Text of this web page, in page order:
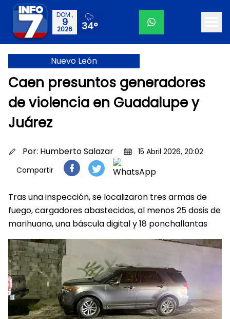
DOM.,
9
2026 34°
Nuevo León
Caen presuntos generadores
de violencia en Guadalupe y
Juárez
Por: Humberto Salazar
15 Abril 2026, 20:02
Compartir
Tras una inspección, se localizaron tres armas de
fuego, cargadores abastecidos, al menos 25 dosis de
marihuana, una báscula digital y 18 ponchallantas